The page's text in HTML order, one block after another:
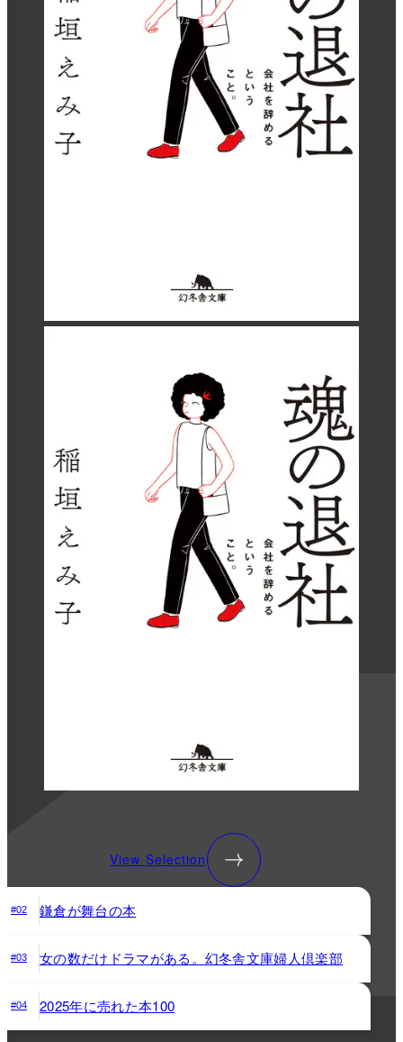
View Selection
#02 鎌倉が舞台の本
#03 女の数だけドラマがある。幻冬舎文庫婦人倶楽部
#04 2025年に売れた本100